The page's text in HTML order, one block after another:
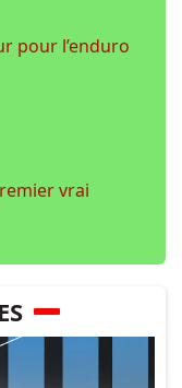
pour l’enduro
vrai